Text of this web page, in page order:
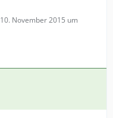
10. November 2015 um